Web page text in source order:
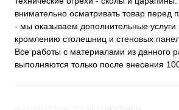
внимательно осматривать товар перед
- мы оказываем дополнительные услуги
кромлению столешниц и стеновых
Все работы с материалами из данного
выполняются только после внесения